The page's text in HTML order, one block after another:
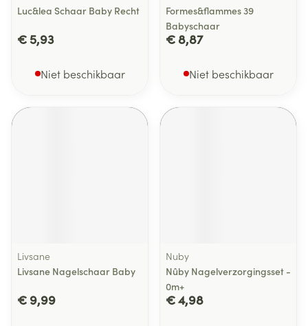
Luc&lea Schaar Baby Recht
€ 5,93
Niet beschikbaar
Formes&flammes 39
Babyschaar
€ 8,87
Niet beschikbaar
Livsane
Livsane Nagelschaar Baby
€ 9,99
Nuby
Nûby Nagelverzorgingsset -
0m+
€ 4,98